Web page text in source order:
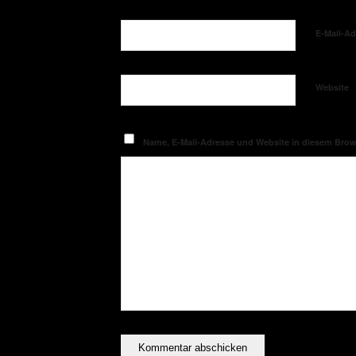
E-Mail-
Website
Name, E-Mail-Adresse und Website in diesem